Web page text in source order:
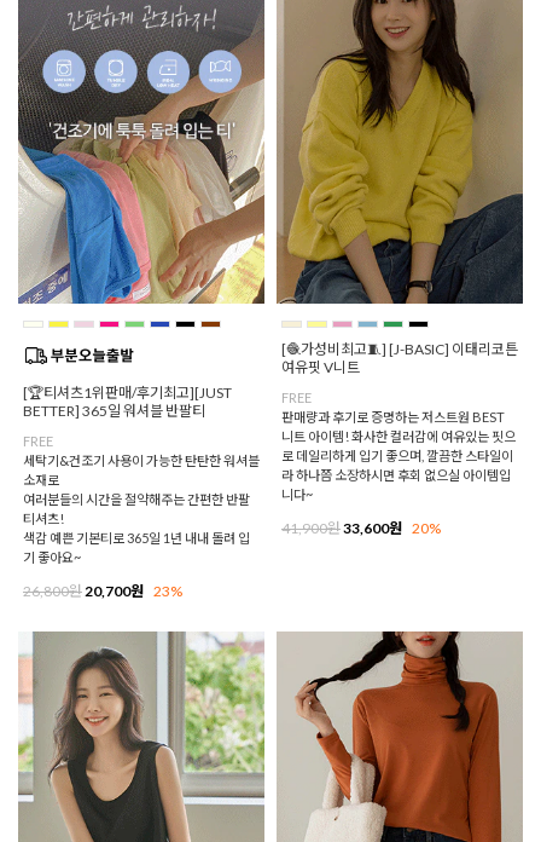
[🏆티셔츠1위판매/후기최고][JUST
BETTER] 365일 워셔블 반팔티
FREE
세탁기&건조기 사용이 가능한 탄탄한 워셔블
소재로
여러분들의 시간을 절약해주는 간편한 반팔
티셔츠!
색감 예쁜 기본티로 365일 1년 내내 돌려 입
기 좋아요~
26,800원 20,700원 23%
[🧶가성비최고🧵] [J-BASIC] 이태리코튼
여유핏 V니트
FREE
판매량과 후기로 증명하는 저스트원 BEST
니트 아이템! 화사한 컬러감에 여유있는 핏으
로 데일리하게 입기 좋으며, 깔끔한 스타일이
라 하나쯤 소장하시면 후회 없으실 아이템입
니다~
41,900원33,600원 20%